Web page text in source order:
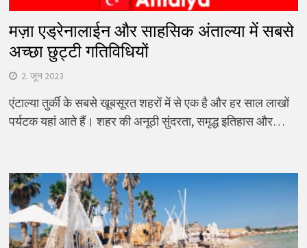
मज़ा एड्रेनालाईन और साहसिक अंताल्या में सबसे
अच्छा छुट्टी गतिविधियों
2. जून 2023
एंटाल्या तुर्की के सबसे खूबसूरत शहरों में से एक है और हर साल लाखों
पर्यटक यहां आते हैं। शहर की अनूठी सुंदरता, समृद्ध इतिहास और…